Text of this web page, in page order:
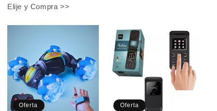
Elije y Compra >>
Oferta Oferta